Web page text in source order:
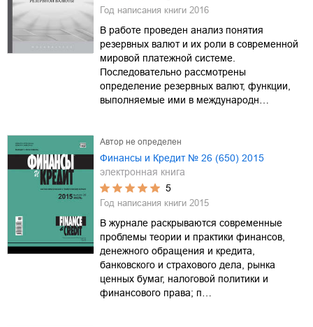
Год написания книги 2016
В работе проведен анализ понятия
резервных валют и их роли в современной
мировой платежной системе.
Последовательно рассмотрены
определение резервных валют, функции,
выполняемые ими в международн…
Автор не определен
Финансы и Кредит № 26 (650) 2015
электронная книга
5
Год написания книги 2015
В журнале раскрываются современные
проблемы теории и практики финансов,
денежного обращения и кредита,
банковского и страхового дела, рынка
ценных бумаг, налоговой политики и
финансового права; п…